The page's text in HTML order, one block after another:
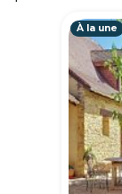
À la une